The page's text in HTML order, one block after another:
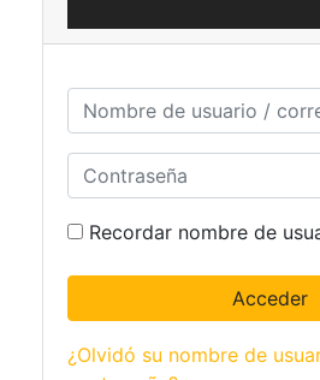
Nombre de usuario /
Contraseña
Recordar nombre de
Acceder
¿Olvidó su nombre de